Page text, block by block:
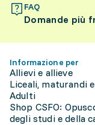
FAQ
Domande più
Informazione per
Allievi e allieve
Liceali, maturandi
Adulti
Shop CSFO:
degli studi e della